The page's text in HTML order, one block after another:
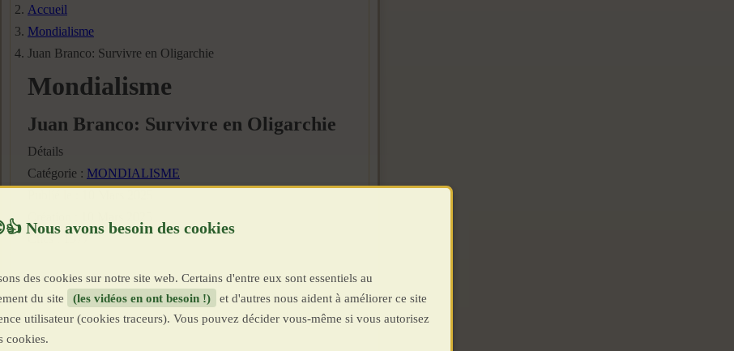
Accueil
Mondialisme
Juan Branco: Survivre en Oligarchie
Mondialisme
Juan Branco: Survivre en Oligarchie
Détails
Catégorie : MONDIALISME
des cookies sur notre site web. Certains d'entre eux sont essentiels au
du site
(les vidéos en ont besoin !)
et d'autres nous aident à améliorer ce site
utilisateur (cookies traceurs). Vous pouvez décider vous-même si vous autorisez
cookies.